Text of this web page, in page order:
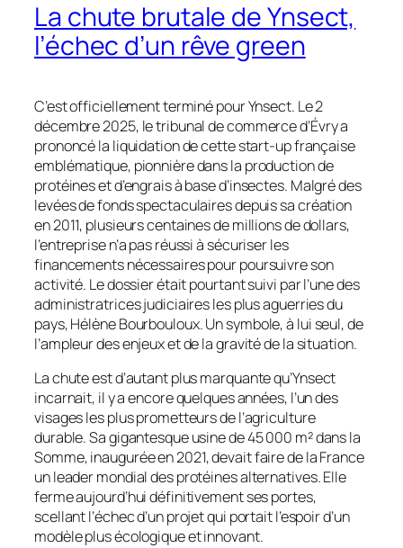
La chute brutale de Ynsect,
l’échec d’un rêve green
C’est officiellement terminé pour Ynsect. Le 2
décembre 2025, le tribunal de commerce d’Évry a
prononcé la liquidation de cette start-up française
emblématique, pionnière dans la production de
protéines et d’engrais à base d’insectes. Malgré des
levées de fonds spectaculaires depuis sa création
en 2011, plusieurs centaines de millions de dollars,
l’entreprise n’a pas réussi à sécuriser les
financements nécessaires pour poursuivre son
activité. Le dossier était pourtant suivi par l’une des
administratrices judiciaires les plus aguerries du
pays, Hélène Bourbouloux. Un symbole, à lui seul, de
l’ampleur des enjeux et de la gravité de la situation.
La chute est d’autant plus marquante qu’Ynsect
incarnait, il y a encore quelques années, l’un des
visages les plus prometteurs de l’agriculture
durable. Sa gigantesque usine de 45 000 m² dans la
Somme, inaugurée en 2021, devait faire de la France
un leader mondial des protéines alternatives. Elle
ferme aujourd’hui définitivement ses portes,
scellant l’échec d’un projet qui portait l’espoir d’un
modèle plus écologique et innovant.